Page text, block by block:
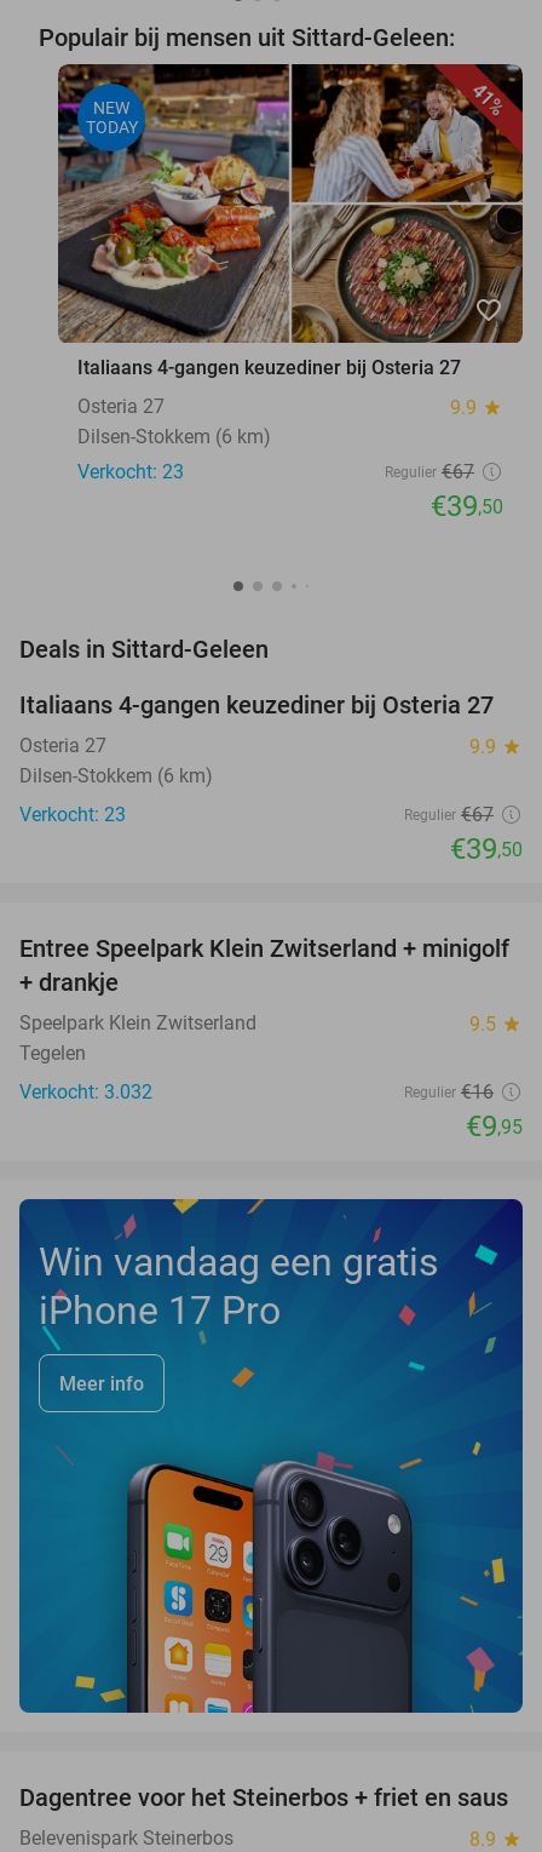
Populair bij mensen uit Sittard-Geleen:
41%
NEW
TODAY
favorite_border
Italiaans 4-gangen keuzediner bij Osteria 27
Osteria 27
9.9 star
Dilsen-Stokkem (6 km)
Verkocht: 23
Regulier €67
€39,50
Deals in Sittard-Geleen
41%
TODAY
Italiaans 4-gangen keuzediner bij Osteria 27
Osteria 27 9.9 star
Dilsen-Stokkem (6 km)
Verkocht: 23
Regulier €67
€39,50
38%
Entree Speelpark Klein Zwitserland + minigolf
+ drankje
Speelpark Klein Zwitserland 9.5 star
Tegelen
Verkocht: 3.032
Regulier €16
€9,95
Win vandaag een gratis
iPhone 17 Pro
Meer info
37%
Dagentree voor het Steinerbos + friet en saus
Belevenispark Steinerbos 8.9 star